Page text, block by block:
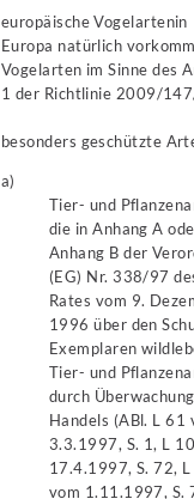
europäische Vogelartenin
Europa natürlich
Vogelarten im Sinne des
1 der Richtlinie 2009/
besonders geschützte
a)
Tier- und
die in Anhang A
Anhang B der
(EG) Nr. 338/97
Rates vom 9.
1996 über den
Exemplaren
Tier- und
durch
Handels (ABl. L 61
3.3.1997, S. 1, L
17.4.1997, S. 72,
vom 1.11.1997, S.